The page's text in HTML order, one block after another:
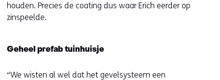
houden. Precies de coating dus waar Erich eerder op
zinspeelde.
Geheel prefab tuinhuisje
“We wisten al wel dat het gevelsysteem een